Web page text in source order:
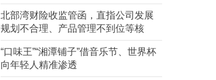
北部湾财险收监管函，直指公司发展
规划不合理、产品管理不到位等核
心“痛点”
“口味王”“湘潭铺子”借音乐节、世界杯
向年轻人精准渗透